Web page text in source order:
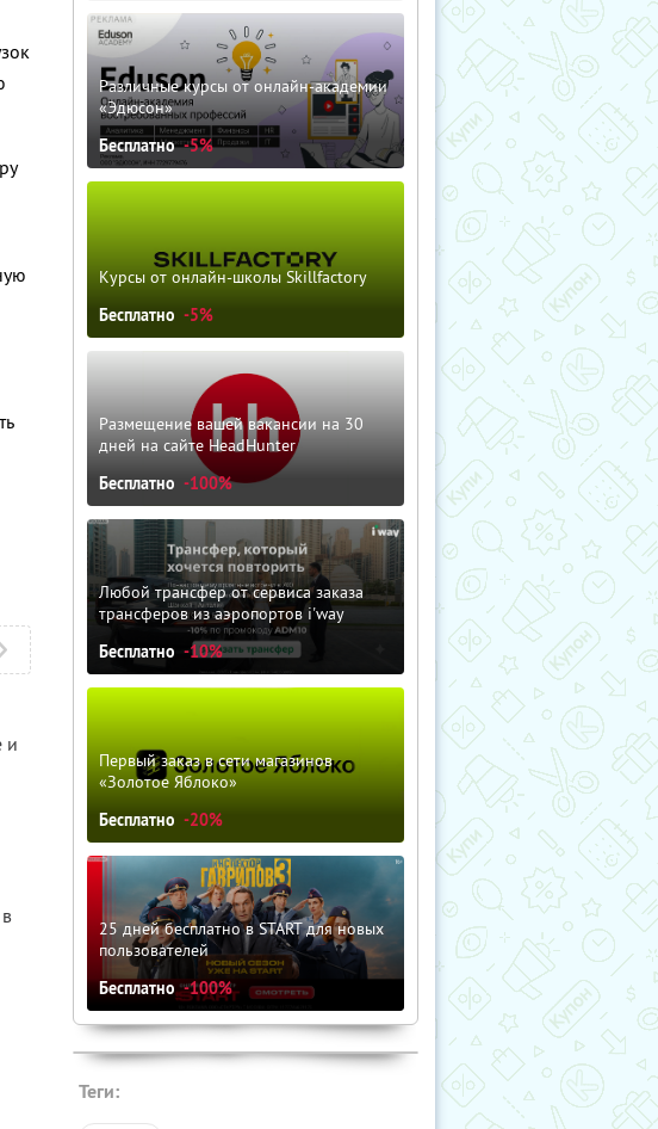
и
Различные курсы от онлайн-академии
«Эдюсон»
Бесплатно -5%
Курсы от онлайн-школы Skillfactory
Бесплатно -5%
Размещение вашей вакансии на 30
дней на сайте HeadHunter
Бесплатно -100%
Любой трансфер от сервиса заказа
трансферов из аэропортов i'way
Бесплатно -10%
Первый заказ в сети магазинов
«Золотое Яблоко»
Бесплатно -20%
25 дней бесплатно в START для новых
пользователей
Бесплатно -100%
Теги: